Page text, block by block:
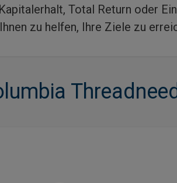
Total Return oder
zu helfen, Ihre Ziele zu